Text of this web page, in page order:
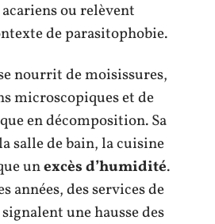
ou relèvent
de parasitophobie.
nourrit de moisissures,
microscopiques et de
en décomposition. Sa
salle de bain, la cuisine
unexcès d’humidité.
années, des services de
une hausse des